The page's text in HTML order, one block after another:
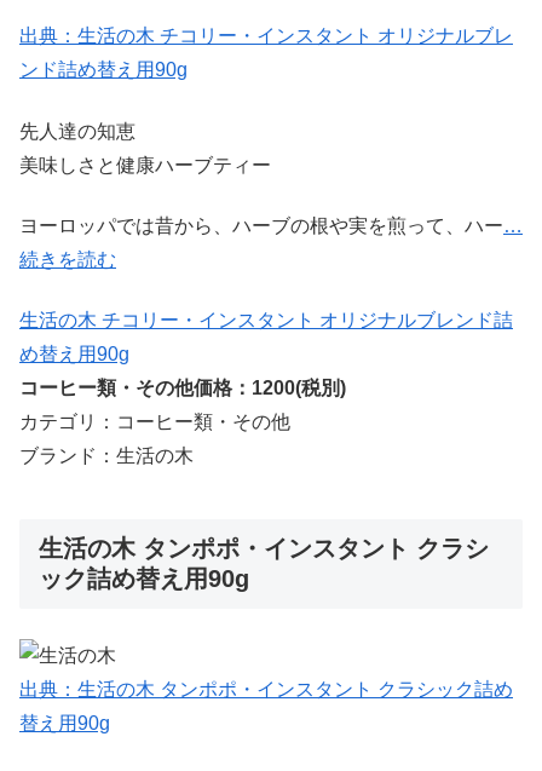
出典：生活の木 チコリー・インスタント オリジナルブレ
ンド詰め替え用90g
先人達の知恵
美味しさと健康ハーブティー
ヨーロッパでは昔から、ハーブの根や実を煎って、ハー…
続きを読む
生活の木 チコリー・インスタント オリジナルブレンド詰
め替え用90g
コーヒー類・その他価格：1200(税別)
カテゴリ：コーヒー類・その他
ブランド：生活の木
生活の木 タンポポ・インスタント クラシ
ック詰め替え用90g
出典：生活の木 タンポポ・インスタント クラシック詰め
替え用90g